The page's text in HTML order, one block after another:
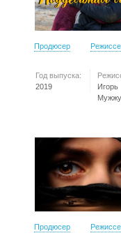
Продюсер
Год выпуска:
2019
Игорь
Продюсер